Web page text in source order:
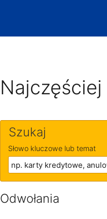
Szukaj
Słowo kluczowe lub temat
Odwołania